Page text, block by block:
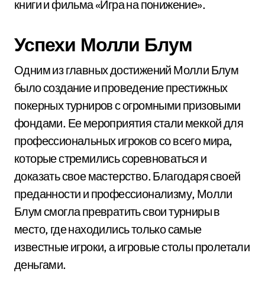
книги и фильма «Игра на понижение».
Успехи Молли Блум
Одним из главных достижений Молли Блум
было создание и проведение престижных
покерных турниров с огромными призовыми
фондами. Ее мероприятия стали меккой для
профессиональных игроков со всего мира,
которые стремились соревноваться и
доказать свое мастерство. Благодаря своей
преданности и профессионализму, Молли
Блум смогла превратить свои турниры в
место, где находились только самые
известные игроки, а игровые столы пролетали
деньгами.